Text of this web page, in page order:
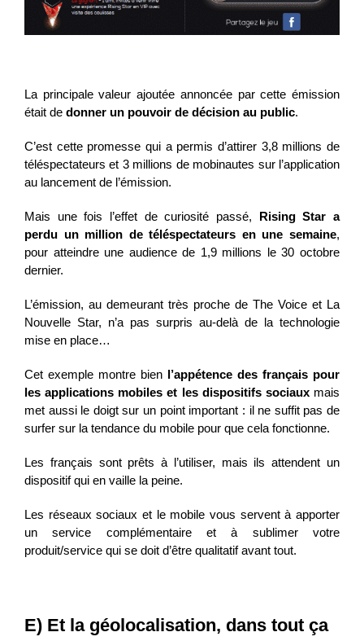
La principale valeur ajoutée annoncée par cette émission
était de donner un pouvoir de décision au public.
C’est cette promesse qui a permis d’attirer 3,8 millions de
téléspectateurs et 3 millions de mobinautes sur l’application
au lancement de l’émission.
Mais une fois l’effet de curiosité passé, Rising Star a
perdu un million de téléspectateurs en une semaine,
pour atteindre une audience de 1,9 millions le 30 octobre
dernier.
L’émission, au demeurant très proche de The Voice et La
Nouvelle Star, n’a pas surpris au-delà de la technologie
mise en place…
Cet exemple montre bien l’appétence des français pour
les applications mobiles et les dispositifs sociaux mais
met aussi le doigt sur un point important : il ne suffit pas de
surfer sur la tendance du mobile pour que cela fonctionne.
Les français sont prêts à l’utiliser, mais ils attendent un
dispositif qui en vaille la peine.
Les réseaux sociaux et le mobile vous servent à apporter
un service complémentaire et à sublimer votre
produit/service qui se doit d’être qualitatif avant tout.
E) Et la géolocalisation, dans tout ça